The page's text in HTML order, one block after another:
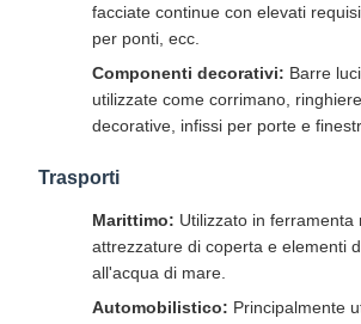
facciate continue con elevati
per ponti, ecc.
Componenti decorativi: Barre
utilizzate come corrimano,
decorative, infissi per porte e
Trasporti
Marittimo: Utilizzato in ferramenta
attrezzature di coperta e elementi
all'acqua di mare.
Automobilistico: Principalmente